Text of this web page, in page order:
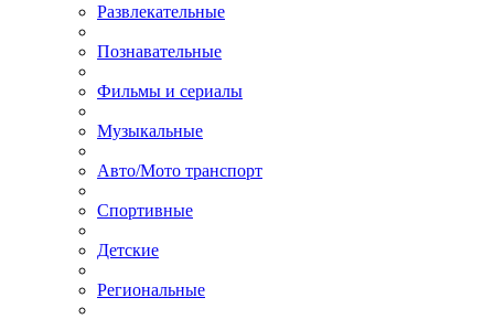
Развлекательные
Познавательные
Фильмы и сериалы
Музыкальные
Авто/Мото транспорт
Спортивные
Детские
Региональные